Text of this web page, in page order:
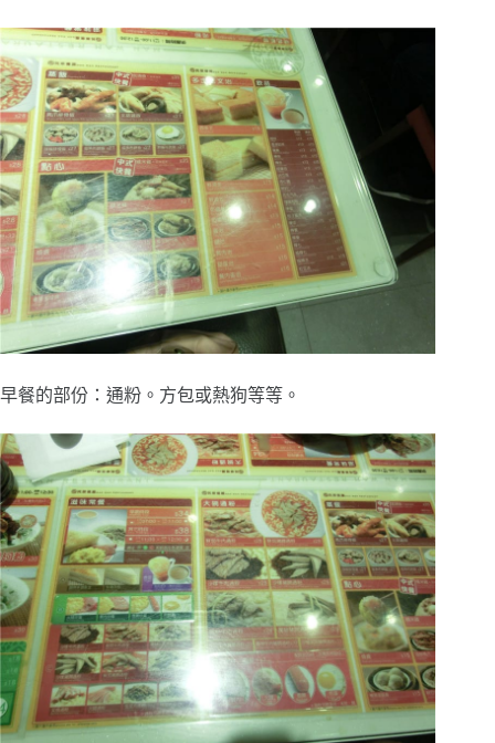
早餐的部份：通粉。方包或熱狗等等。